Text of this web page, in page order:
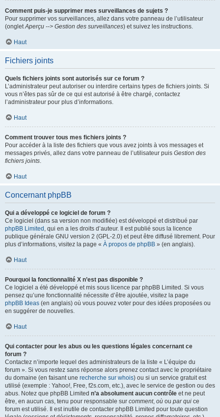
Comment puis-je supprimer mes surveillances de sujets ?
Pour supprimer vos surveillances, allez dans votre panneau de l’utilisateur
(ongletAperçu --> Gestion des surveillances) et suivez les instructions.
Haut
Fichiers joints
Quels fichiers joints sont autorisés sur ce forum ?
L’administrateur peut autoriser ou interdire certains types de fichiers joints. Si
vous n’êtes pas sûr de ce qui est autorisé à être chargé, contactez
l’administrateur pour plus d’informations.
Haut
Comment trouver tous mes fichiers joints ?
Pour accéder à la liste des fichiers que vous avez joints à vos messages et
messages privés, allez dans votre panneau de l’utilisateur puis Gestion des
fichiers joints.
Haut
Concernant phpBB
Qui a développé ce logiciel de forum ?
Ce logiciel (dans sa version non modifiée) est développé et distribué par
phpBB Limited , qui en a les droits d’auteur. Il est publié sous la licence
publique générale GNU version 2 (GPL-2.0) et peut être diffusé librement. Pour
plus d’informations, visitez la page « À propos de phpBB » (en anglais).
Haut
Pourquoi la fonctionnalité X n’est pas disponible ?
Ce logiciel a été développé et mis sous licence par phpBB Limited. Si vous
pensez qu’une fonctionnalité nécessite d’être ajoutée, visitez la page
phpBB Ideas (en anglais) où vous pouvez voter pour des idées proposées ou
en suggérer de nouvelles.
Haut
Qui contacter pour les abus ou les questions légales concernant ce
forum ?
Contactez n’importe lequel des administrateurs de la liste « L’équipe du
forum ». Si vous restez sans réponse alors prenez contact avec le propriétaire
du domaine (en faisant une recherche sur whois) ou si un service gratuit est
utilisé (exemple : Yahoo!, Free, f2s.com, etc.), avec le service de gestion ou des
abus. Notez que phpBB Limited n’a absolument aucun contrôle et ne peut
être, en aucun cas, tenu pour responsable sur comment, où ou par qui ce
forum est utilisé. Il est inutile de contacter phpBB Limited pour toute question